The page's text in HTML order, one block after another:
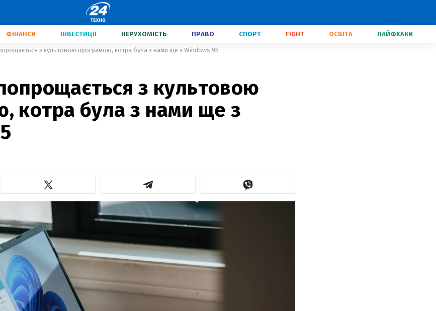
ФІНАНСИ ІНВЕСТИЦІЇ НЕРУХОМІСТЬ ПРАВО СПОРТ FIGHT ОСВІТА ЛАЙФХАКИ
з культовою програмою, котра була з нами ще з Windows 95
з культовою
котра була з нами ще з